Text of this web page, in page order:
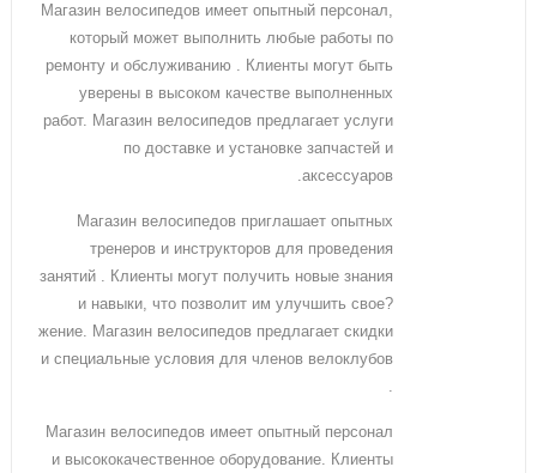
Магазин велосипедов имеет опытный персонал,
который может выполнить любые работы по
ремонту и обслуживанию . Клиенты могут быть
уверены в высоком качестве выполненных
работ. Магазин велосипедов предлагает услуги
по доставке и установке запчастей и
аксессуаров.
Магазин велосипедов приглашает опытных
тренеров и инструкторов для проведения
занятий . Клиенты могут получить новые знания
и навыки, что позволит им улучшить свое?
жение. Магазин велосипедов предлагает скидки
и специальные условия для членов велоклубов
.
Магазин велосипедов имеет опытный персонал
и высококачественное оборудование. Клиенты